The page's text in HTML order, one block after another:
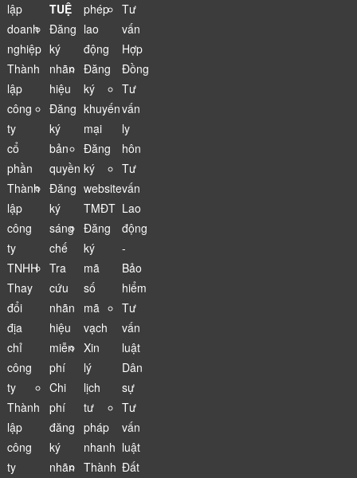
lập
doanh
nghiệp
Thành
lập
công
ty
cổ
phần
Thành
lập
công
ty
TNHH
Thay
đổi
địa
chỉ
công
ty
Thành
lập
công
ty
TUỆ
Đăng
ký
nhãn
hiệu
Đăng
ký
bản
quyền
Đăng
ký
sáng
chế
Tra
cứu
nhãn
hiệu
miễn
phí
Chi
phí
đăng
ký
nhãn
phép
lao
động
Đăng
ký
khuyến
mại
Đăng
ký
website
TMĐT
Đăng
ký
mã
số
mã
vạch
Xin
lý
lịch
tư
pháp
nhanh
Thành
Tư
vấn
Hợp
Đồng
Tư
vấn
ly
hôn
Tư
vấn
Lao
động
-
Bảo
hiểm
Tư
vấn
luật
Dân
sự
Tư
vấn
luật
Đất